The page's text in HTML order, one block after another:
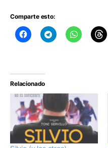
Comparte esto:
Relacionado